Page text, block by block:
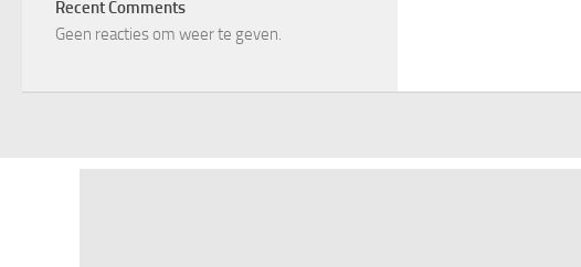
Recent Comments
Geen reacties om weer te geven.